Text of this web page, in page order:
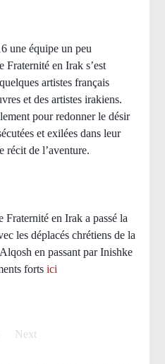
une équipe un peu
Fraternité en Irak s’est
artistes français
et des artistes irakiens.
pour redonner le désir
et exilées dans leur
récit de l’aventure.
Fraternité en Irak a passé la
les déplacés chrétiens de la
en passant par Inishke
forts ici
Next